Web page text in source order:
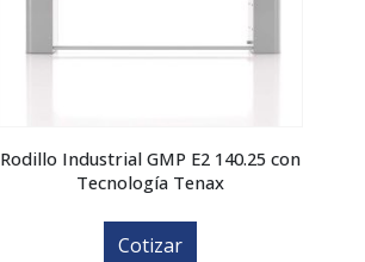
Rodillo Industrial GMP E2 140.25 con
Tecnología Tenax
Cotizar